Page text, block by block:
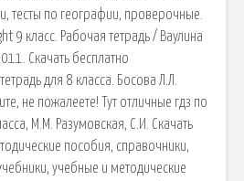
тесты по географии, проверочные.
9 класс. Рабочая тетрадь / Ваулина
Скачать бесплатно
для 8 класса. Босова Л.Л.
не пожалеете! Тут отличные гдз по
М.М. Разумовская, С.И. Скачать
пособия, справочники,
учебные и методические